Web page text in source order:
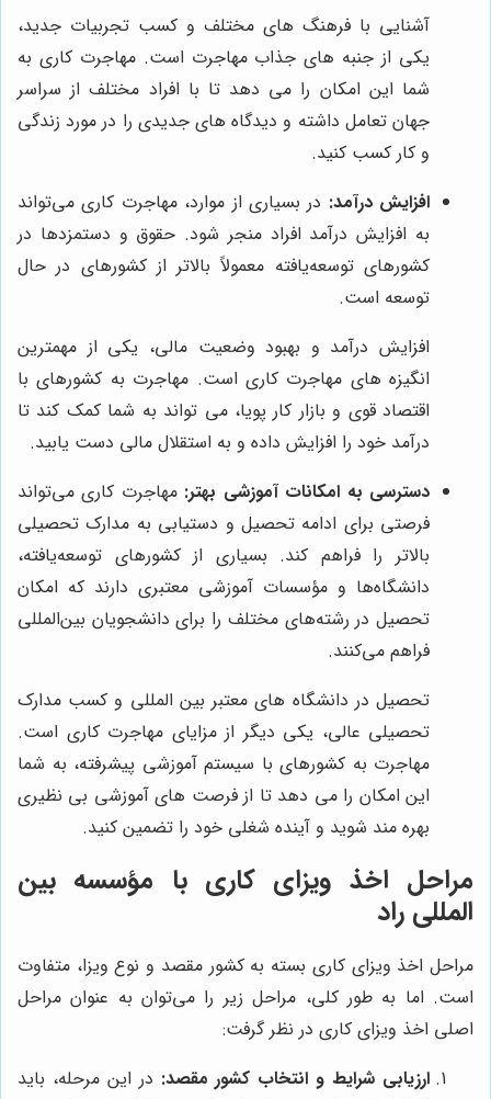
آشنایی با فرهنگ های مختلف و کسب تجربیات جدید،
یکی از جنبه های جذاب مهاجرت است. مهاجرت کاری به
شما این امکان را می دهد تا با افراد مختلف از سراسر
جهان تعامل داشته و دیدگاه های جدیدی را در مورد زندگی
و کار کسب کنید.
افزایش درآمد: در بسیاری از موارد، مهاجرت کاری می‌تواند
به افزایش درآمد افراد منجر شود. حقوق و دستمزدها در
کشورهای توسعه‌یافته معمولاً بالاتر از کشورهای در حال
توسعه است.
افزایش درآمد و بهبود وضعیت مالی، یکی از مهمترین
انگیزه های مهاجرت کاری است. مهاجرت به کشورهای با
اقتصاد قوی و بازار کار پویا، می تواند به شما کمک کند تا
درآمد خود را افزایش داده و به استقلال مالی دست یابید.
دسترسی به امکانات آموزشی بهتر: مهاجرت کاری می‌تواند
فرصتی برای ادامه تحصیل و دستیابی به مدارک تحصیلی
بالاتر را فراهم کند. بسیاری از کشورهای توسعه‌یافته،
دانشگاه‌ها و مؤسسات آموزشی معتبری دارند که امکان
تحصیل در رشته‌های مختلف را برای دانشجویان بین‌المللی
فراهم می‌کنند.
تحصیل در دانشگاه های معتبر بین المللی و کسب مدارک
تحصیلی عالی، یکی دیگر از مزایای مهاجرت کاری است.
مهاجرت به کشورهای با سیستم آموزشی پیشرفته، به شما
این امکان را می دهد تا از فرصت های آموزشی بی نظیری
بهره مند شوید و آینده شغلی خود را تضمین کنید.
مراحل اخذ ویزای کاری با مؤسسه بین
المللی راد
مراحل اخذ ویزای کاری بسته به کشور مقصد و نوع ویزا، متفاوت
است. اما به طور کلی، مراحل زیر را می‌توان به عنوان مراحل
اصلی اخذ ویزای کاری در نظر گرفت:
ارزیابی شرایط و انتخاب کشور مقصد: در این مرحله، باید